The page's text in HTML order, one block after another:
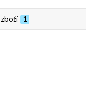
1